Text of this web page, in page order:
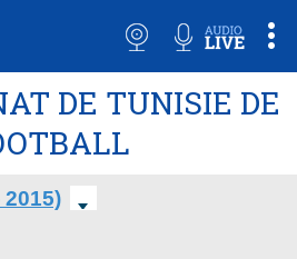
DE TUNISIE DE
2015)